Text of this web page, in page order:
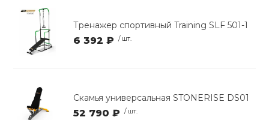
Тренажер спортивный Training SLF 501-1
6 392 ₽ / шт.
Скамья универсальная STONERISE DS01
52 790 ₽ / шт.